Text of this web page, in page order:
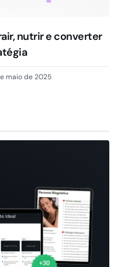
nutrir e converter
maio de 2025